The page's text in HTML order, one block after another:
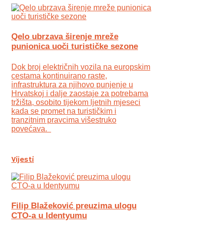
Qelo ubrzava širenje mreže
punionica uoči turističke sezone
Dok broj električnih vozila na europskim
cestama kontinuirano raste,
infrastruktura za njihovo punjenje u
Hrvatskoj i dalje zaostaje za potrebama
tržišta, osobito tijekom ljetnih mjeseci
kada se promet na turističkim i
tranzitnim pravcima višestruko
povećava.
Vijesti
Filip Blažeković preuzima ulogu
CTO-a u Identyumu